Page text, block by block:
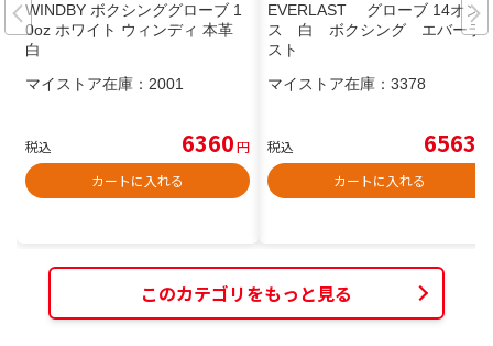
WINDBY ボクシンググローブ 1
0oz ホワイト ウィンディ 本革
白
マイストア在庫： 2001
税込 6360円
カートに入れる
EVERLAST グローブ 14オン
ス 白 ボクシング エバーラ
スト
マイストア在庫： 3378
税込 6563
カートに入れる
このカテゴリをもっと見る